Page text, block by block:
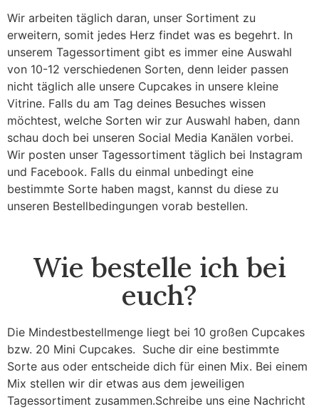
Wir arbeiten täglich daran, unser Sortiment zu
erweitern, somit jedes Herz findet was es begehrt. In
unserem Tagessortiment gibt es immer eine Auswahl
von 10-12 verschiedenen Sorten, denn leider passen
nicht täglich alle unsere Cupcakes in unsere kleine
Vitrine. Falls du am Tag deines Besuches wissen
möchtest, welche Sorten wir zur Auswahl haben, dann
schau doch bei unseren Social Media Kanälen vorbei.
Wir posten unser Tagessortiment täglich bei Instagram
und Facebook. Falls du einmal unbedingt eine
bestimmte Sorte haben magst, kannst du diese zu
unseren Bestellbedingungen vorab bestellen.
Wie bestelle ich bei
euch?
Die Mindestbestellmenge liegt bei 10 großen Cupcakes
bzw. 20 Mini Cupcakes. Suche dir eine bestimmte
Sorte aus oder entscheide dich für einen Mix. Bei einem
Mix stellen wir dir etwas aus dem jeweiligen
Tagessortiment zusammen.Schreibe uns eine Nachricht